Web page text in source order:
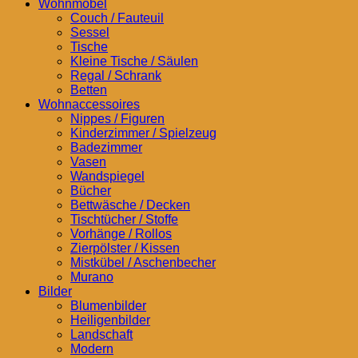
Wohnmöbel
Couch / Fauteuil
Sessel
Tische
Kleine Tische / Säulen
Regal / Schrank
Betten
Wohnaccessoires
Nippes / Figuren
Kinderzimmer / Spielzeug
Badezimmer
Vasen
Wandspiegel
Bücher
Bettwäsche / Decken
Tischtücher / Stoffe
Vorhänge / Rollos
Zierpölster / Kissen
Mistkübel / Aschenbecher
Murano
Bilder
Blumenbilder
Heiligenbilder
Landschaft
Modern